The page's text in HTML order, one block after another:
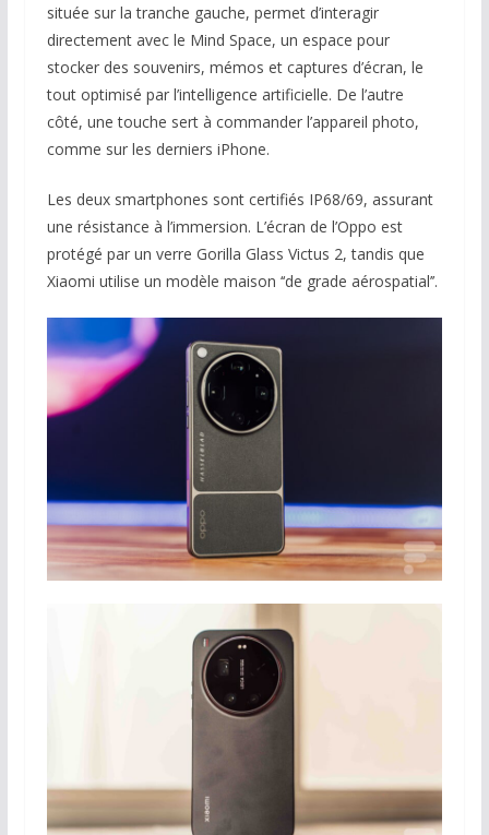
située sur la tranche gauche, permet d’interagir
directement avec le Mind Space, un espace pour
stocker des souvenirs, mémos et captures d’écran, le
tout optimisé par l’intelligence artificielle. De l’autre
côté, une touche sert à commander l’appareil photo,
comme sur les derniers iPhone.
Les deux smartphones sont certifiés IP68/69, assurant
une résistance à l’immersion. L’écran de l’Oppo est
protégé par un verre Gorilla Glass Victus 2, tandis que
Xiaomi utilise un modèle maison ‘‘de grade aérospatial’’.